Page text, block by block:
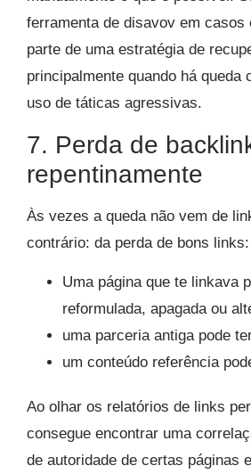
ferramenta de disavov em casos
parte de uma estratégia de
principalmente quando há queda
uso de táticas agressivas.
7. Perda de
repentinamente
Às vezes a queda não vem de
contrário: da perda de bons links:
Uma página que te linkava
reformulada, apagada ou
uma parceria antiga pode
um conteúdo referência
Ao olhar os relatórios de links
consegue encontrar uma
de autoridade de certas páginas